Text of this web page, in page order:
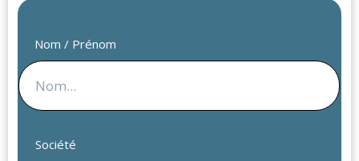
Nom / Prénom
Société